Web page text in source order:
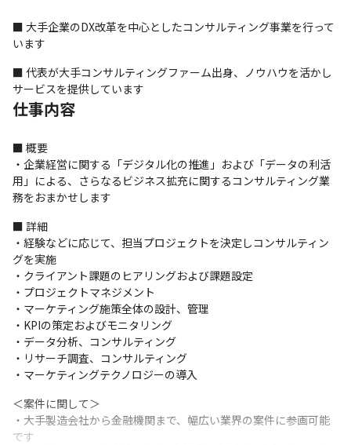
■ 大手企業のDX改革を中心としたコンサルティング事業を行って
います
■ 代表が大手コンサルティングファーム出身、ノウハウを活かし
サービスを提供しています
仕事内容
■ 概要
・企業経営に関する「デジタル化の推進」および「データの利活
用」による、さらなるビジネス拡充に関するコンサルティング業
務をおまかせします
■ 詳細
・経験などに応じて、担当プロジェクトを決定しコンサルティン
グを実施
・クライアント課題のヒアリングおよび課題設定
・プロジェクトマネジメント
・マーケティング施策全体の設計、管理
・KPIの策定およびモニタリング
・データ分析、コンサルティング
・リサーチ調査、コンサルティング
・マーケティングテクノロジーの導入
＜案件に関して＞
・大手製造会社から金融機関まで、幅広い業界の案件に参画可能
です